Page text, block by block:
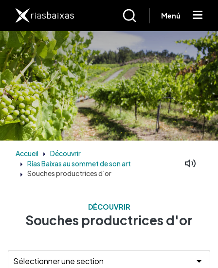
Menú
Accueil
Découvrir
Rías Baixas au sommet de son art
Souches productrices d'or
DÉCOUVRIR
Souches productrices d'or